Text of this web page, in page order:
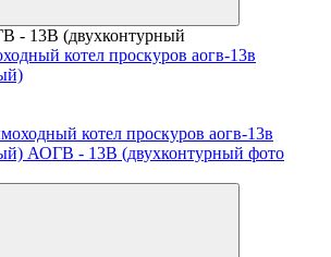
- 13В (двухконтурный
котел проскуров аогв-13в